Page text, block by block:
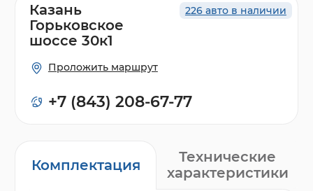
Комплектация
Технические
характеристики
226 авто в наличии
Казань
Горьковское
шоссе 30к1
Проложить маршрут
+7 (843) 208-67-77